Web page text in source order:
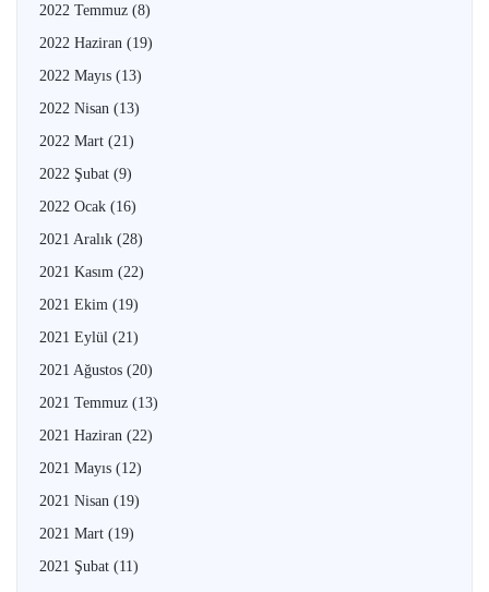
2022 Temmuz (8)
2022 Haziran (19)
2022 Mayıs (13)
2022 Nisan (13)
2022 Mart (21)
2022 Şubat (9)
2022 Ocak (16)
2021 Aralık (28)
2021 Kasım (22)
2021 Ekim (19)
2021 Eylül (21)
2021 Ağustos (20)
2021 Temmuz (13)
2021 Haziran (22)
2021 Mayıs (12)
2021 Nisan (19)
2021 Mart (19)
2021 Şubat (11)